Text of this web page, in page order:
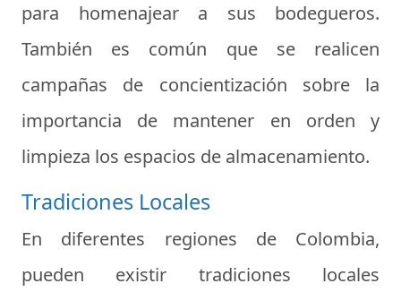
para homenajear a sus bodegueros.
También es común que se realicen
campañas de concientización sobre la
importancia de mantener en orden y
limpieza los espacios de almacenamiento.
Tradiciones Locales
En diferentes regiones de Colombia,
pueden existir tradiciones locales